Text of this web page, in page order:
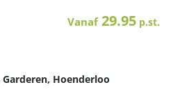
Vanaf29.95 p.st.
Garderen, Hoenderloo